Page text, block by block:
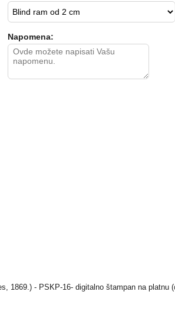
Napomena:
1869.) - PSKP-16- digitalno štampan na platnu